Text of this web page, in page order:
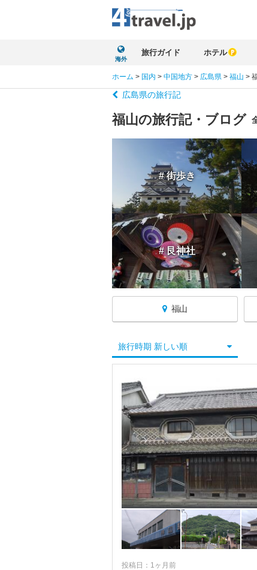
海外
旅行ガイド ホテル
ホーム > 国内 > 中国地方 > 広島県 > 福山 >
広島県の旅行記
福山の旅行記・ブログ
# 街歩き
# 艮神社
福山
広島へ戻る
広島市
宮島
福山・尾道・しまなみ海道
鞆の浦・鞆公園
府中
しまなみ海道（因島・生口島・向
尾道
福山
旅行時期 新しい順
投稿日：1ヶ月前